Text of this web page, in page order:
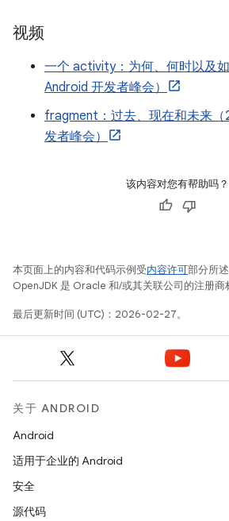
视频
一个 activity：为何、何时以及
Android 开发者峰会）
fragment：过去、现在和未来（
发者峰会）
该内容对您有帮助吗？
本页面上的内容和代码示例受内容许可部分所
OpenJDK 是 Oracle 和/或其关联公司的注册商
最后更新时间 (UTC)：2026-02-27。
关于 ANDROID
Android
适用于企业的 Android
安全
源代码